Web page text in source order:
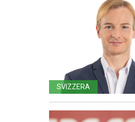
SVIZZERA